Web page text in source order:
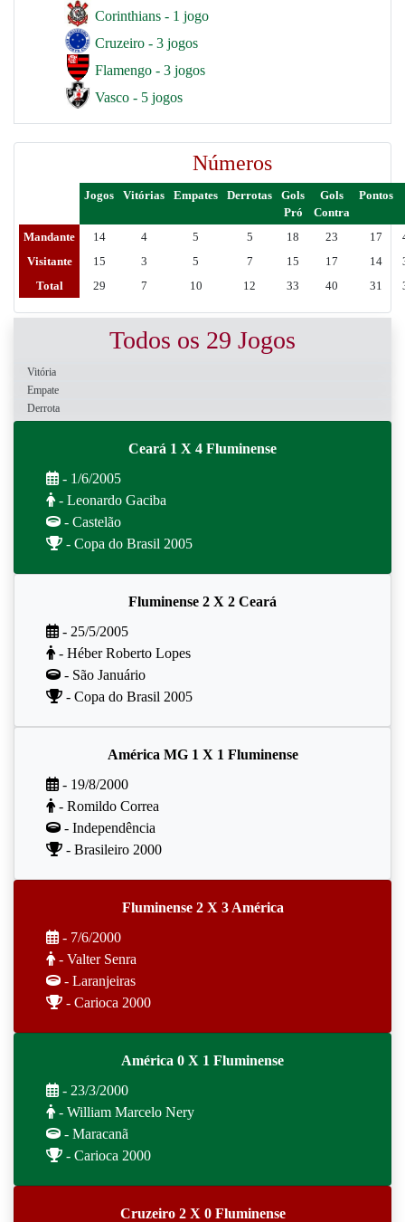
Corinthians - 1 jogo
Cruzeiro - 3 jogos
Flamengo - 3 jogos
Vasco - 5 jogos
Números
Jogos Vitórias Empates Derrotas
Gols
Pró
Gols
Contra
Pontos
Mandante 14 4 5 5 18 23 17
Visitante
15 3 5 7 15 17 14
Total
29 7 10 12 33 40 31
Todos os 29 Jogos
Vitória
Empate
Derrota
Ceará 1 X 4 Fluminense
- 1/6/2005
- Leonardo Gaciba
- Castelão
- Copa do Brasil 2005
Fluminense 2 X 2 Ceará
- 25/5/2005
- Héber Roberto Lopes
- São Januário
- Copa do Brasil 2005
América MG 1 X 1 Fluminense
- 19/8/2000
- Romildo Correa
- Independência
- Brasileiro 2000
Fluminense 2 X 3 América
- 7/6/2000
- Valter Senra
- Laranjeiras
- Carioca 2000
América 0 X 1 Fluminense
- 23/3/2000
- William Marcelo Nery
- Maracanã
- Carioca 2000
Cruzeiro 2 X 0 Fluminense